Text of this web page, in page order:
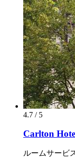
4.7 / 5
Carlton
ルームサービ